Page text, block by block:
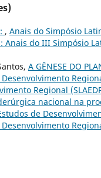
, Anais do Simpósio
Anais do III Simpósio
A GÊNESE DO
Regional
nacional na
de